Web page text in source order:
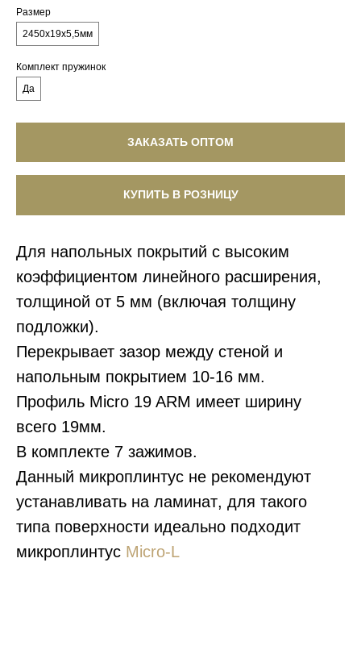
Размер
2450х19х5,5мм
Комплект пружинок
Да
ЗАКАЗАТЬ ОПТОМ
КУПИТЬ В РОЗНИЦУ
Для напольных покрытий с высоким
коэффициентом линейного расширения,
толщиной от 5 мм (включая толщину
подложки).
Перекрывает зазор между стеной и
напольным покрытием 10-16 мм.
Профиль Micro 19 ARM имеет ширину
всего 19мм.
В комплекте 7 зажимов.
Данный микроплинтус не рекомендуют
устанавливать на ламинат, для такого
типа поверхности идеально подходит
микроплинтус Micro-L